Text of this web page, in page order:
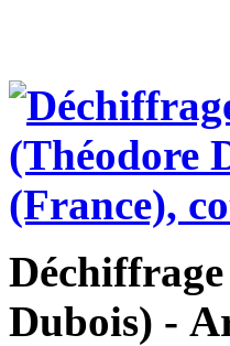
Dubois) -